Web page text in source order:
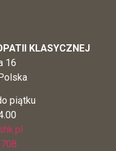
KLASYCZNEJ
16
piątku